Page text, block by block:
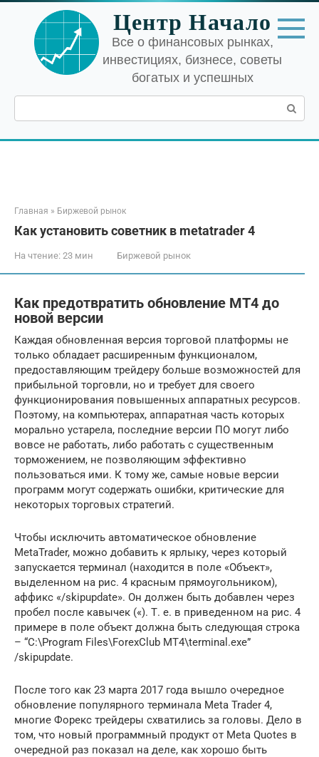
Перейти
контенту
Центр Начало
Все о финансовых рынках,
инвестициях, бизнесе, советы
богатых и успешных
Поиск:
Главная » Биржевой рынок
Как установить советник в metatrader 4
На чтение: 23 мин Биржевой рынок
Как предотвратить обновление MT4 до
новой версии
Каждая обновленная версия торговой платформы не
только обладает расширенным функционалом,
предоставляющим трейдеру больше возможностей для
прибыльной торговли, но и требует для своего
функционирования повышенных аппаратных ресурсов.
Поэтому, на компьютерах, аппаратная часть которых
морально устарела, последние версии ПО могут либо
вовсе не работать, либо работать с существенным
торможением, не позволяющим эффективно
пользоваться ими. К тому же, самые новые версии
программ могут содержать ошибки, критические для
некоторых торговых стратегий.
Чтобы исключить автоматическое обновление
MetaTrader, можно добавить к ярлыку, через который
запускается терминал (находится в поле «Объект»,
выделенном на рис. 4 красным прямоугольником),
аффикс «/skipupdate». Он должен быть добавлен через
пробел после кавычек («). Т. е. в приведенном на рис. 4
примере в поле объект должна быть следующая строка
– “C:\Program Files\ForexClub MT4\terminal.exe”
/skipupdate.
После того как 23 марта 2017 года вышло очередное
обновление популярного терминала Meta Trader 4,
многие Форекс трейдеры схватились за головы. Дело в
том, что новый программный продукт от Meta Quotes в
очередной раз показал на деле, как хорошо быть